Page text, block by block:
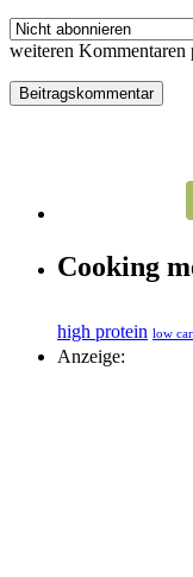
weiteren Kommentaren
Cooking
high protein low
Anzeige: